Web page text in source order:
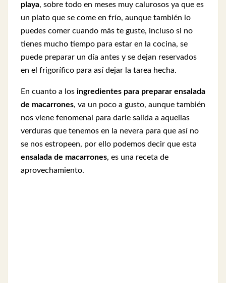
playa, sobre todo en meses muy calurosos ya que es
un plato que se come en frío, aunque también lo
puedes comer cuando más te guste, incluso si no
tienes mucho tiempo para estar en la cocina, se
puede preparar un día antes y se dejan reservados
en el frigorífico para así dejar la tarea hecha.
En cuanto a los ingredientes para preparar ensalada
de macarrones, va un poco a gusto, aunque también
nos viene fenomenal para darle salida a aquellas
verduras que tenemos en la nevera para que así no
se nos estropeen, por ello podemos decir que esta
ensalada de macarrones, es una receta de
aprovechamiento.